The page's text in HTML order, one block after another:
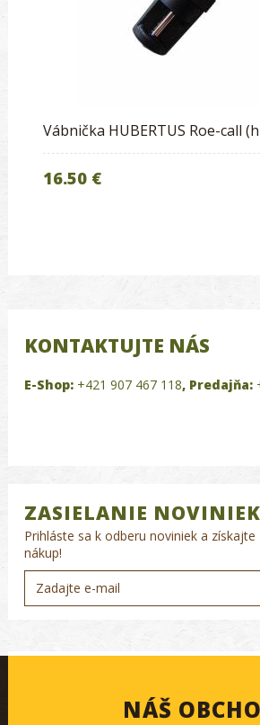
Vábnička HUBERTUS Roe-call
16.50 €
KONTAKTUJTE NÁS
E-Shop: +421 907 467 118, Predajňa:
ZASIELANIE NOVINIEK
Prihláste sa k odberu noviniek a získajte
nákup!
NÁŠ